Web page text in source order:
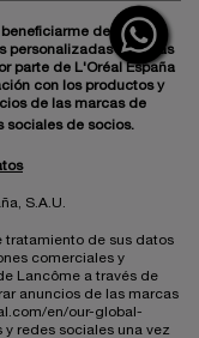
de la
personalizadas basadas
parte de L'Oréal España
con los productos y
de las marcas de
sociales de socios.
S.A.U.
tratamiento de sus datos
comerciales y
Lancôme a través de
anuncios de las marcas
en/our-global-
redes sociales una vez